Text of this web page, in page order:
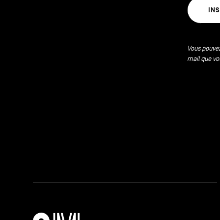
Vous
mail que